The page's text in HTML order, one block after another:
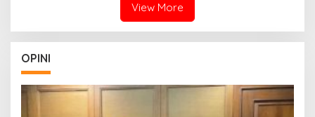
View More
OPINI